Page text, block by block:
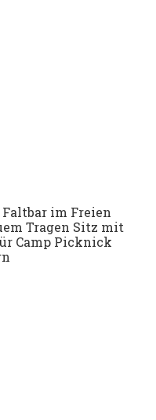
im Freien
Tragen Sitz mit
Camp Picknick